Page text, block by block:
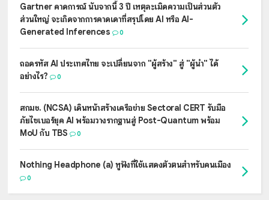
Gartner คาดการณ์ นับจากนี้ 3 ปี เหตุละเมิดความเป็นส่วนตัว
ส่วนใหญ่ จะเกิดจากการคาดเดาที่สรุปโดย AI หรือ AI-
Generated Inferences
0
ถอดรหัส AI ประเทศไทย จะเปลี่ยนจาก "ผู้สร้าง" สู่ "ผู้นำ" ได้
อย่างไร?
0
สกมช. (NCSA) เดินหน้าสร้างเครือข่าย Sectoral CERT รับมือ
ภัยไซเบอร์ยุค AI พร้อมวางรากฐานสู่ Post-Quantum พร้อม
MoU กับ TBS
0
Nothing Headphone (a) หูฟังที่ใช้แสดงตัวตนสำหรับคนเมือง
0